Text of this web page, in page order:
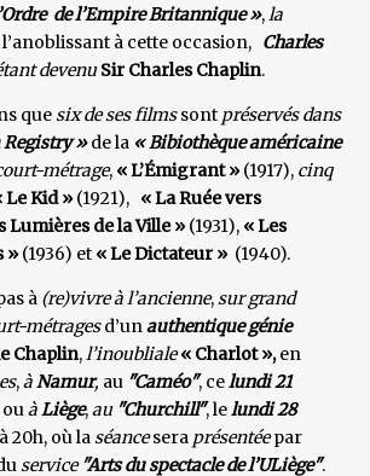
de l’Empire Britannique »,la
l’anoblissant à cette occasion, Charles
devenuSir Charles Chaplin.
quesix de ses filmssont préservés dans
»de la « Bibiothèque américaine
métrage, « L’Émigrant » (1917), cinq
Le Kid » (1921), « La Ruée vers
Lumières de la Ville » (1931), « Les
» (1936) et « Le Dictateur » (1940).
à (re)vivre à l’ancienne,sur grand
métragesd’unauthentique génie
Chaplin,l’inoubliale« Charlot »,en
,àNamur, au "Caméo", celundi 21
ouàLiège,au"Churchill", lelundi 28
20h, où laséancesera présentéepar
service "Arts du spectacle de l’ULiège".